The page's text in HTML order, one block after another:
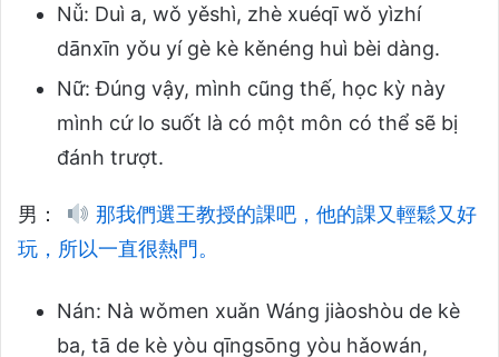
Nǚ: Duì a, wǒ yěshì, zhè xuéqī wǒ yìzhí
dānxīn yǒu yí gè kè kěnéng huì bèi dàng.
Nữ: Đúng vậy, mình cũng thế, học kỳ này
mình cứ lo suốt là có một môn có thể sẽ bị
đánh trượt.
男：
那我們選王教授的課吧，他的課又輕鬆又好
玩，所以一直很熱門。
Nán: Nà wǒmen xuǎn Wáng jiàoshòu de kè
ba, tā de kè yòu qīngsōng yòu hǎowán,